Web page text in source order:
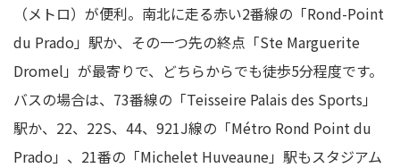
（メトロ）が便利。南北に走る赤い2番線の「Rond-Point
du Prado」駅か、その一つ先の終点「Ste Marguerite
Dromel」が最寄りで、どちらからでも徒歩5分程度です。
バスの場合は、73番線の「Teisseire Palais des Sports」
駅か、22、22S、44、921J線の「Métro Rond Point du
Prado」、21番の「Michelet Huveaune」駅もスタジアム